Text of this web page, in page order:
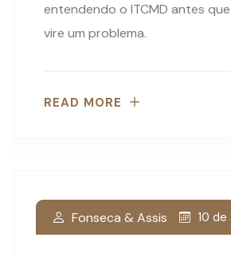
entendendo o ITCMD antes
vire um problema.
READ MORE
Fonseca & Assis 10